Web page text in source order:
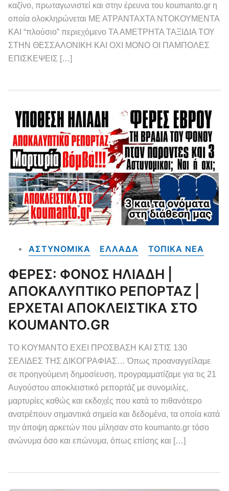
καζίνο, πρωταγωνιστεί και στην έρευνα του koumanto.gr η
οποία ολοκληρώνεται ΜΕ ΑΤΡΑΝΤΑΧΤΑ ΝΤΟΚΟΥΜΕΝΤΑ
ΚΑΙ “πλούσιο” περιεχόμενο ΤΑ ΑΜΕΤΡΗΤΑ ΤΑΞΙΔΙΑ ΤΟΥ
ΣΤΗΝ ΘΕΣΣΑΛΟΝΙΚΗ ΚΑΙ ΟΧΙ ΜΟΝΟ ΟΙ ΠΑΜΠΟΛΕΣ
ΕΠΙΣΚΕΨΕΙΣ […]
ΑΣΤΥΝΟΜΙΚΑ ΕΛΛΑΔΑ ΤΟΠΙΚΑ NEA
ΦΕΡΕΣ: ΦΟΝΟΣ ΗΛΙΑΔΗ |
ΑΠΟΚΑΛΥΠΤΙΚΟ ΡΕΠΟΡΤΑΖ |
ΕΡΧΕΤΑΙ ΑΠΟΚΛΕΙΣΤΙΚΑ ΣΤΟ
KOUMANTO.GR
ΤΟ ΚΟΥΜΑΝΤΟ ΕΧΕΙ ΠΡΟΣΒΑΣΗ ΚΑΙ ΣΤΙΣ 130
ΣΕΛΙΔΕΣ ΤΗΣ ΔΙΚΟΓΡΑΦΙΑΣ… Όπως προαναγγείλαμε
σε προηγούμενη δημοσίευση, προγραμματίζαμε για τις 21
Αυγούστου αποκλειστικό ρεπορτάζ με συνομιλίες,
μαρτυρίες καθώς και εκδοχές που κατά το πιθανότερο
ανατρέπουν σημαντικά σημεία και δεδομένα, τα οποία κατά
την άποψη αρκετών που μίλησαν στο koumanto.gr τόσο
ανώνυμα όσο και επώνυμα, όπως επίσης και […]